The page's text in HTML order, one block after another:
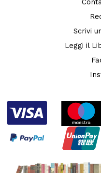
Scrivi
Leggi il